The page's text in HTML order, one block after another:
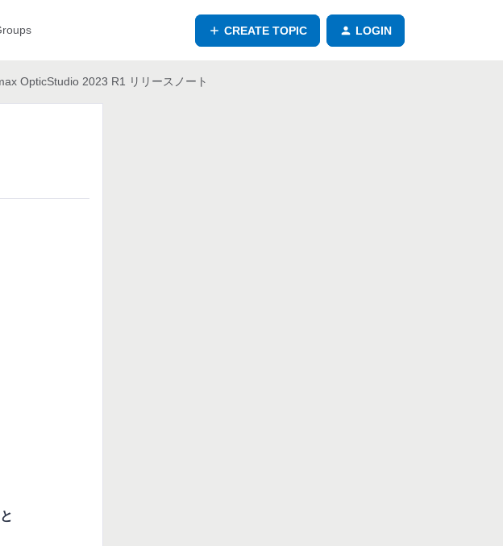
CREATE TOPIC LOGIN
OpticStudio 2023 R1 リリースノート